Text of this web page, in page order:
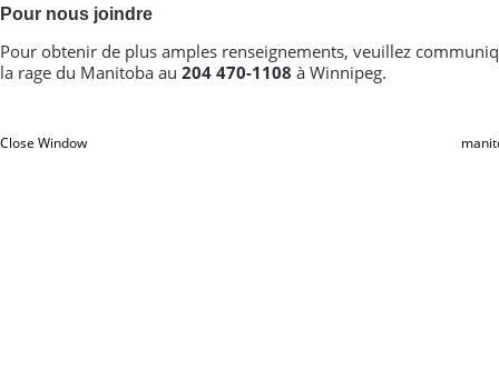
Pour nous joindre
Pour obtenir de plus amples renseignements, veuillez
la rage du Manitoba au 204 470-1108 à Winnipeg.
Close Window